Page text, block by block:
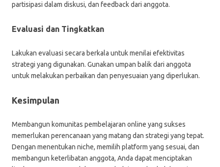
partisipasi dalam diskusi, dan feedback dari anggota.
Evaluasi dan Tingkatkan
Lakukan evaluasi secara berkala untuk menilai efektivitas
strategi yang digunakan. Gunakan umpan balik dari anggota
untuk melakukan perbaikan dan penyesuaian yang diperlukan.
Kesimpulan
Membangun komunitas pembelajaran online yang sukses
memerlukan perencanaan yang matang dan strategi yang tepat.
Dengan menentukan niche, memilih platform yang sesuai, dan
membangun keterlibatan anggota, Anda dapat menciptakan